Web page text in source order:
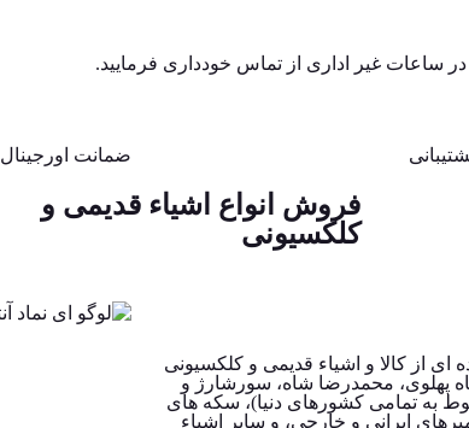
ضمانت اورجینال
فروش انواع اشیاء قدیمی و
کلکسیونی
ای از کالا و اشیاء قدیمی و کلکسیونی
پهلوی، محمدرضا شاه، سورشارژ و
به تمامی کشورهای دنیا)، سکه های
ایرانی و خارجی، و سایر اشیاء